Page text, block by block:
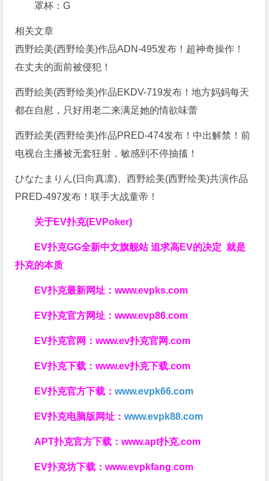
罩杯：G
相关文章
西野絵美(西野绘美)作品ADN-495发布！超神奇操作！
在丈夫的面前被侵犯！
西野絵美(西野绘美)作品EKDV-719发布！地方妈妈每天
都在自慰，只好用老二来满足她的情欲味蕾
西野絵美(西野绘美)作品PRED-474发布！中出解禁！前
电视台主播被无套狂射，敏感到不停抽搐！
ひなたまりん(日向真凛)、西野絵美(西野绘美)共演作品
PRED-497发布！联手大战童帝！
关于EV扑克(EVPoker)
EV扑克GG全新中文旗舰站追求高EV的决定就是
扑克的本质
EV扑克最新网址：www.evpks.com
EV扑克官方网址：www.evp86.com
EV扑克官网：www.ev扑克官网.com
EV扑克下载：www.ev扑克下载.com
EV扑克官方下载：www.evpk66.com
EV扑克电脑版网址：www.evpk88.com
APT扑克官方下载：www.apt扑克.com
EV扑克坊下载：www.evpkfang.com